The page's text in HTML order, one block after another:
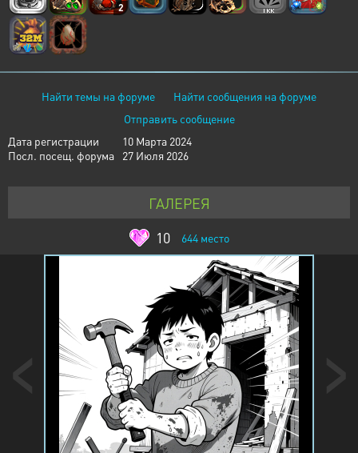
2
Найти темы на форуме
Найти сообщения на форуме
Отправить сообщение
Дата регистрации
10 Марта 2024
Посл. посещ. форума
27 Июля 2026
ГАЛЕРЕЯ
10
644место